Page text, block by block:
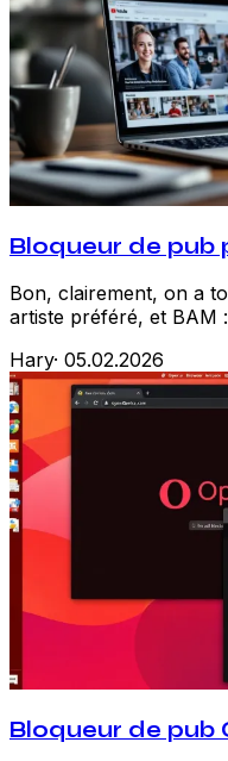
Bloqueur de pub
Bon, clairement, on a
artiste préféré, et BAM
Hary· 05.02.2026
Bloqueur de pub